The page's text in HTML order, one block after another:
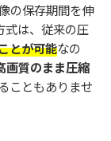
の保存期間を伸
式は、従来の圧
とが可能なの
画質のまま圧縮
こともありませ